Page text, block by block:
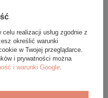
realizacji usług zgodnie z
określić warunki
w Twojej przeglądarce.
i prywatności można
i warunki Google